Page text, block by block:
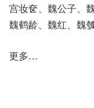
宫妆奁、魏公子、
魏鹤龄、魏红、魏
更多…